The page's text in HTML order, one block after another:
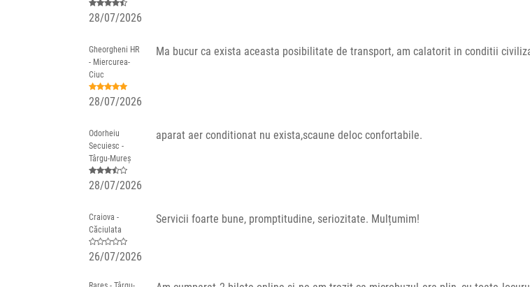
28/07/2026
Gheorgheni HR
- Miercurea-
Ciuc
28/07/2026
Ma bucur ca exista aceasta posibilitate de transport, am calatorit in conditii
Odorheiu
Secuiesc -
Târgu-Mureș
28/07/2026
aparat aer conditionat nu exista,scaune deloc confortabile.
Craiova -
Căciulata
26/07/2026
Servicii foarte bune, promptitudine, seriozitate. Mulțumim!